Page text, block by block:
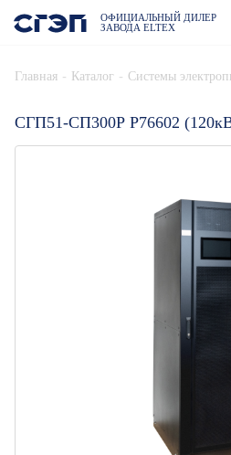
ОФИЦИАЛЬНЫЙ ДИЛЕР
ЗАВОДА ELTEX
Главная - Каталог - Системы
СГП51-СП300Р Р76602